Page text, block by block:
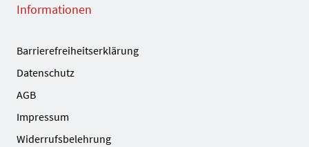
Informationen
Barrierefreiheitserklärung
Datenschutz
AGB
Impressum
Widerrufsbelehrung